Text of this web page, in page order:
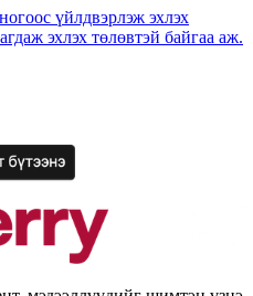
үйлдвэрлэж эхлэх
эхлэх төлөвтэй байгаа аж.